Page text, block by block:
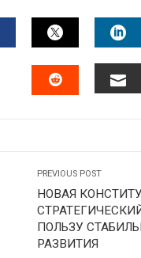
FACEBOOKTWITTER
PREVIOUS POST
НОВАЯ
ПОЛЬЗУ
РАЗВИТИЯ